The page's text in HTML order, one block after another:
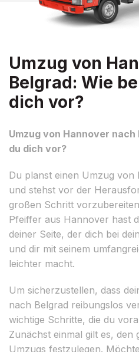
Umzug von
Belgrad: Wie
dich vor?
Umzug von Hannover
du dich vor?
Du planst einen Umzug
und stehst vor der
großen Schritt
Pfeiffer aus Hannover hast
deiner Seite, der dich bei
und dir mit seinem
leichter macht.
Um sicherzustellen, dass
nach Belgrad reibungslos
wichtige Schritte, die du
Zunächst einmal gilt es, den
Umzugs festzulegen.